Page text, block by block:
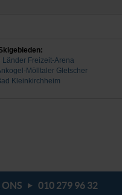
Länder Freizeit-Arena
Mölltaler Gletscher
Kleinkirchheim
ONS 010 279 96 32